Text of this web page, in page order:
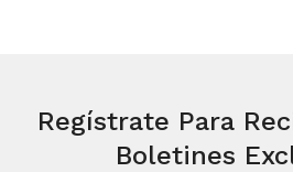
Regístrate Para
Boletines